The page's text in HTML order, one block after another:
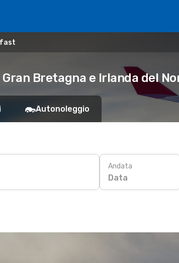
Bretagna e Irlanda del
Autonoleggio
Andata
Data